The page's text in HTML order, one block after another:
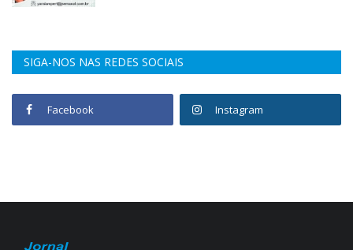
SIGA-NOS NAS REDES SOCIAIS
Facebook Instagram